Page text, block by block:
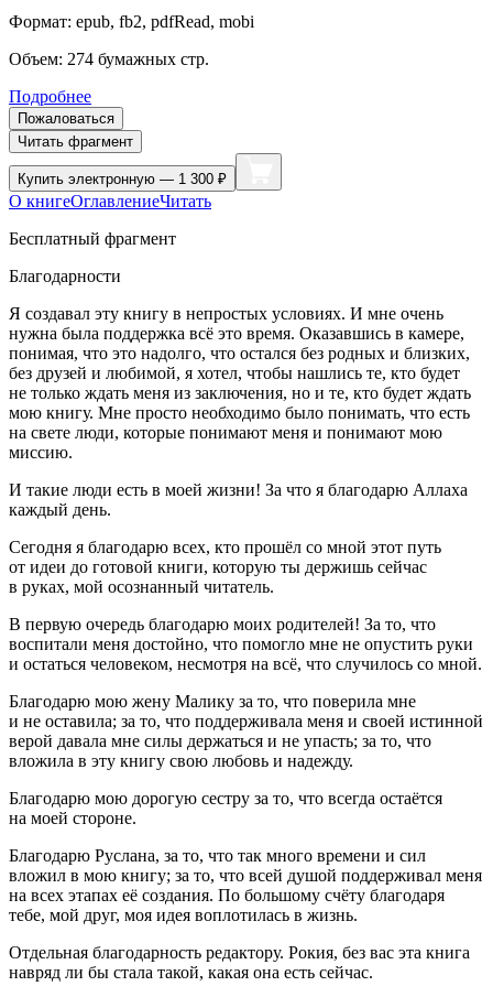
Формат: epub, fb2, pdfRead, mobi
Объем: 274 бумажных стр.
Подробнее
Пожаловаться
Читать фрагмент
Купить электронную — 1 300 ₽
О книгеОглавлениеЧитать
Бесплатный фрагмент
Благодарности
Я создавал эту книгу в непростых условиях. И мне очень
нужна была поддержка всё это время. Оказавшись в камере,
понимая, что это надолго, что остался без родных и близких,
без друзей и любимой, я хотел, чтобы нашлись те, кто будет
не только ждать меня из заключения, но и те, кто будет ждать
мою книгу. Мне просто необходимо было понимать, что есть
на свете люди, которые понимают меня и понимают мою
миссию.
И такие люди есть в моей жизни! За что я благодарю Аллаха
каждый день.
Сегодня я благодарю всех, кто прошёл со мной этот путь
от идеи до готовой книги, которую ты держишь сейчас
в руках, мой осознанный читатель.
В первую очередь благодарю моих родителей! За то, что
воспитали меня достойно, что помогло мне не опустить руки
и остаться человеком, несмотря на всё, что случилось со мной.
Благодарю мою жену Малику за то, что поверила мне
и не оставила; за то, что поддерживала меня и своей истинной
верой давала мне силы держаться и не упасть; за то, что
вложила в эту книгу свою любовь и надежду.
Благодарю мою дорогую сестру за то, что всегда остаётся
на моей стороне.
Благодарю Руслана, за то, что так много времени и сил
вложил в мою книгу; за то, что всей душой поддерживал меня
на всех этапах её создания. По большому счёту благодаря
тебе, мой друг, моя идея воплотилась в жизнь.
Отдельная благодарность редактору. Рокия, без вас эта книга
навряд ли бы стала такой, какая она есть сейчас.